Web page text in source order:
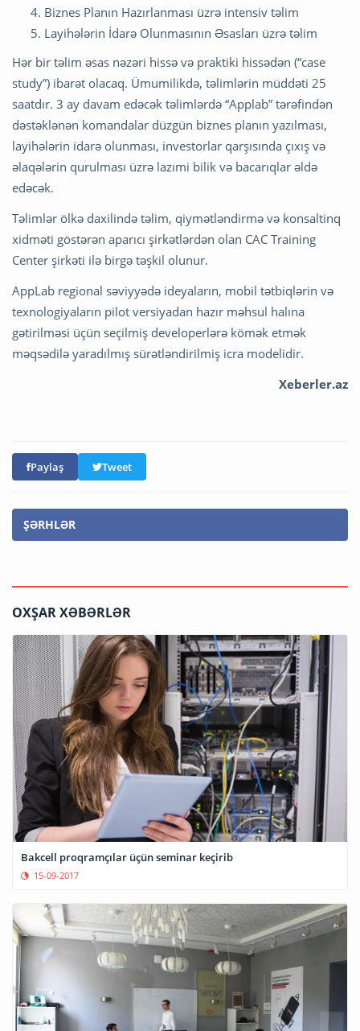
Biznes Planın Hazırlanması üzrə intensiv təlim
Layihələrin İdarə Olunmasının Əsasları üzrə təlim
Hər bir təlim əsas nəzəri hissə və praktiki hissədən (“case
study”) ibarət olacaq. Ümumilikdə, təlimlərin müddəti 25
saatdır. 3 ay davam edəcək təlimlərdə “Applab” tərəfindən
dəstəklənən komandalar düzgün biznes planın yazılması,
layihələrin idarə olunması, investorlar qarşısında çıxış və
əlaqələrin qurulması üzrə lazımi bilik və bacarıqlar əldə
edəcək.
Təlimlər ölkə daxilində təlim, qiymətləndirmə və konsaltinq
xidməti göstərən aparıcı şirkətlərdən olan CAC Training
Center şirkəti ilə birgə təşkil olunur.
AppLab regional səviyyədə ideyaların, mobil tətbiqlərin və
texnologiyaların pilot versiyadan hazır məhsul halına
gətirilməsi üçün seçilmiş developerlərə kömək etmək
məqsədilə yaradılmış sürətləndirilmiş icra modelidir.
Xeberler.az
Paylaş Tweet
ŞƏRHLƏR
OXŞAR XƏBƏRLƏR
Bakcell proqramçılar üçün seminar keçirib
15-09-2017